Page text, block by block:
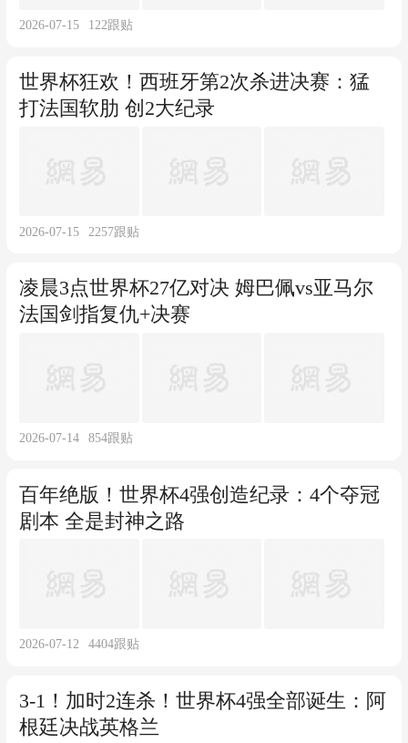
2026-07-15 122跟贴
世界杯狂欢！西班牙第2次杀进决赛：猛
打法国软肋 创2大纪录
2026-07-15 2257跟贴
凌晨3点世界杯27亿对决 姆巴佩vs亚马尔
法国剑指复仇+决赛
2026-07-14 854跟贴
百年绝版！世界杯4强创造纪录：4个夺冠
剧本 全是封神之路
2026-07-12 4404跟贴
3-1！加时2连杀！世界杯4强全部诞生：阿
根廷决战英格兰